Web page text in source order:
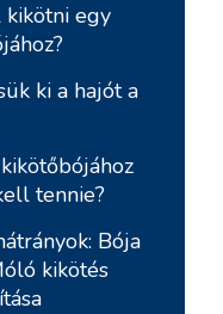
egy
ki a hajót a
tennie?
Bója
kikötés